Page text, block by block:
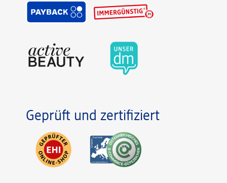
Geprüft und zertifiziert